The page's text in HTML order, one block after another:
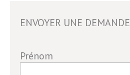
ENVOYER UNE DEMANDE
If
Prénom